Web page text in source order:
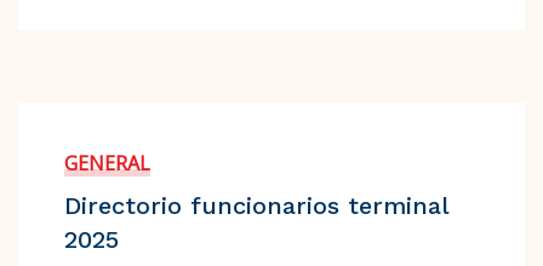
GENERAL
Directorio funcionarios terminal
2025